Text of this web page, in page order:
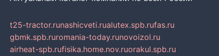
t25-tractor.runashicveti.rualutex.spb.rufas.ru
gbmk.spb.ruromania-today.runovoizol.ru
airheat-spb.rufisika.home.nov.ruorakul.spb.ru